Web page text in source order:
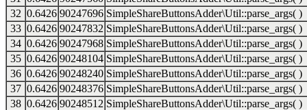
32 0.6426 90247696 SimpleShareButtonsAdder\Util::parse_args( )
33 0.6426 90247832 SimpleShareButtonsAdder\Util::parse_args( )
34 0.6426 90247968 SimpleShareButtonsAdder\Util::parse_args( )
35 0.6426 90248104 SimpleShareButtonsAdder\Util::parse_args( )
36 0.6426 90248240 SimpleShareButtonsAdder\Util::parse_args( )
37 0.6426 90248376 SimpleShareButtonsAdder\Util::parse_args( )
38 0.6426 90248512 SimpleShareButtonsAdder\Util::parse_args( )